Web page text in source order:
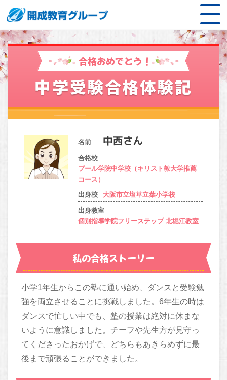
合格おめでとう！
中学受験合格体験記
名前
合格校
プール学院中学校（キリスト教大学推薦
コース）
出身校 大阪市立塩草立葉小学校
出身教室
個別指導学院フリーステップ 北堀江教室
私の合格ストーリー
小学1年生からこの塾に通い始め、ダンスと受験勉
強を両立させることに挑戦しました。6年生の時は
ダンスで忙しい中でも、塾の授業は絶対に休まな
いように意識しました。チーフや先生方が見守っ
てくださったおかげで、どちらもあきらめずに最
後まで頑張ることができました。